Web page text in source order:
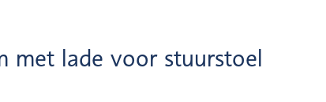
met lade voor stuurstoel